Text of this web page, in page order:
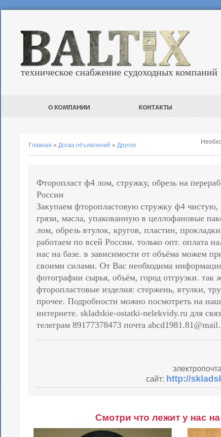
техническое снабжение судоходных компаний
Главная » Доска объявлений » Другое
Фторопласт ф4 лом, стружку, обрезь на
России
Закупаем фторопластовую стружку ф4 чистую,
грязи, масла, упакованную в целлофановые
лом, обрезь втулок, кругов, пластин,
работаем по всей России. только опт. оплата
нас на базе. в зависимости от объёма можем
своими силами. От Вас необходима
фотографии сырья, объём, город отгрузки. так
фторопластовые изделия: стержень, втулки,
прочее. Подробности можно посмотреть на
интернете. skladskie-ostatki-nelekvidy.ru для
телеграм 89177378473 почта
сайт: http://
Смотри что лежит у нас